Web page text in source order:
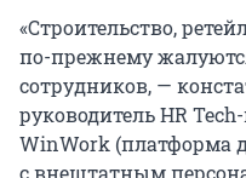
«Строительство,
по-прежнему
сотрудников, —
руководитель HR
WinWork (платформа
с внештатным